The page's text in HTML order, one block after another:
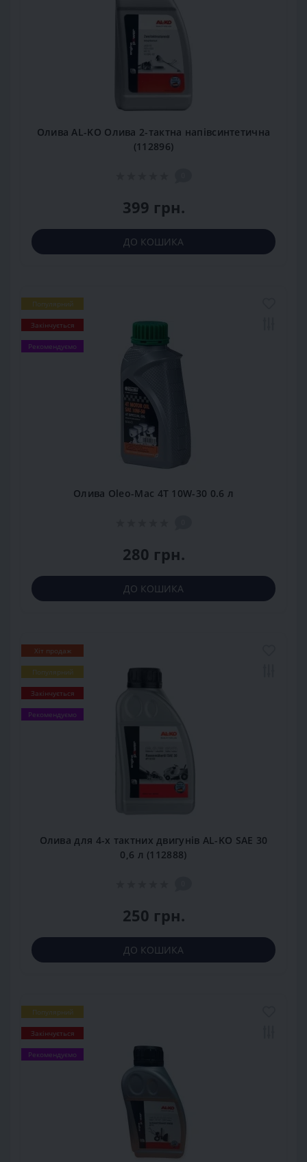
Олива AL-KO Олива 2-тактна напівсинтетична
(112896)
399 грн.
ДО КОШИКА
Популярний
Закінчується
Рекомендуємо
Олива Oleo-Mac 4Т 10W-30 0.6 л
280 грн.
ДО КОШИКА
Хіт продаж
Популярний
Закінчується
Рекомендуємо
Олива для 4-х тактних двигунів AL-KO SAE 30
0,6 л (112888)
250 грн.
ДО КОШИКА
Популярний
Закінчується
Рекомендуємо